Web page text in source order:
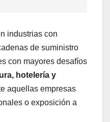
industrias con
de suministro
con mayores desafíos
hotelería y
aquellas empresas
o exposición a